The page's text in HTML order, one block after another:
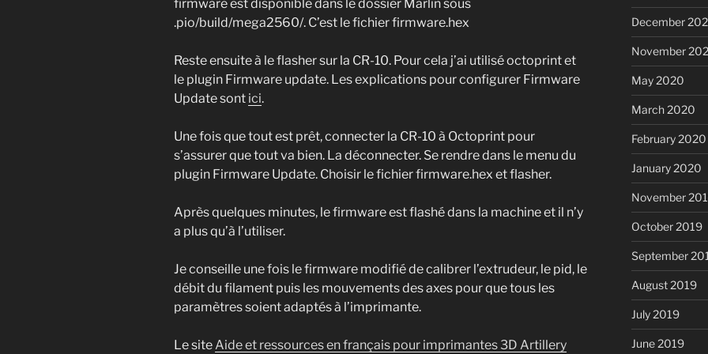
firmware est disponible dans le dossier Marlin sous
.pio/build/mega2560/. C’est le fichier firmware.hex
Reste ensuite à le flasher sur la CR-10. Pour cela j’ai utilisé octoprint et
le plugin Firmware update. Les explications pour configurer Firmware
Update sont ici.
Une fois que tout est prêt, connecter la CR-10 à Octoprint pour
s’assurer que tout va bien. La déconnecter. Se rendre dans le menu du
plugin Firmware Update. Choisir le fichier firmware.hex et flasher.
Après quelques minutes, le firmware est flashé dans la machine et il n’y
a plus qu’à l’utiliser.
Je conseille une fois le firmware modifié de calibrer l’extrudeur, le pid, le
débit du filament puis les mouvements des axes pour que tous les
paramètres soient adaptés à l’imprimante.
Le site Aide et ressources en français pour imprimantes 3D Artillery
December
November
May 2020
March 2020
February 2020
January 2020
November
October 2019
September
August 2019
July 2019
June 2019